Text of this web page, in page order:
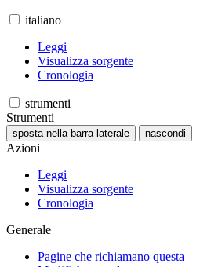
italiano
Leggi
Visualizza sorgente
Cronologia
strumenti
Strumenti
sposta nella barra laterale nascondi
Azioni
Leggi
Visualizza sorgente
Cronologia
Generale
Pagine che richiamano questa